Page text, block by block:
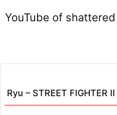
YouTube of shattered
Ryu – STREET FIGHTER